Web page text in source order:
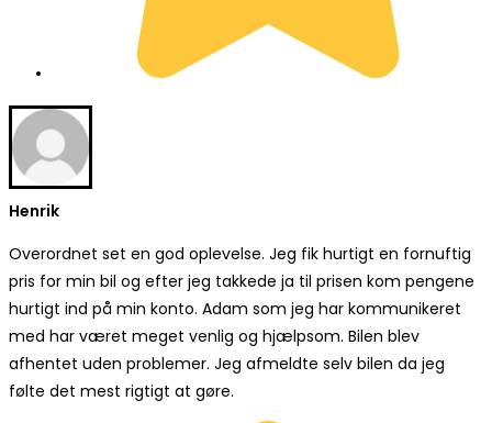
Henrik
Overordnet set en god oplevelse. Jeg fik hurtigt en fornuftig
pris for min bil og efter jeg takkede ja til prisen kom pengene
hurtigt ind på min konto. Adam som jeg har kommunikeret
med har været meget venlig og hjælpsom. Bilen blev
afhentet uden problemer. Jeg afmeldte selv bilen da jeg
følte det mest rigtigt at gøre.